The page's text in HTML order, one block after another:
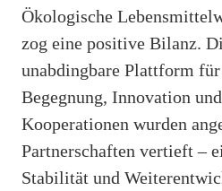
Ökologische
zog eine positive Bilanz.
unabdingbare Plattform
Begegnung, Innovation
Kooperationen wurden
Partnerschaften vertieft –
Stabilität und